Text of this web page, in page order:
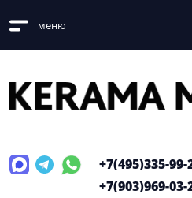
меню
+7(495)335-99-
+7(903)969-03-